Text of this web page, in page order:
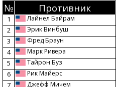
№ Противник
1 Лайнел Байрам
2 Эрик Винбуш
3 Фред Браун
4 Марк Ривера
5 Тайрон Буз
6 Рик Майерс
7 Джефф Мичем